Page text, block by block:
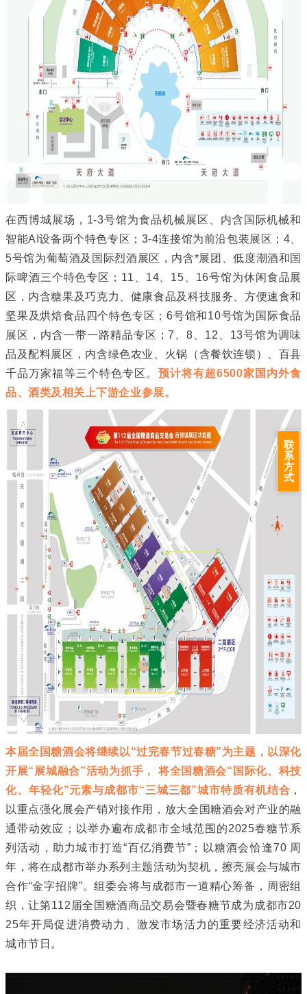
在西博城展场，1-3号馆为食品机械展区、内含国际机械和
智能AI设备两个特色专区；3-4连接馆为前沿包装展区；4、
5号馆为葡萄酒及国际烈酒展区，内含*展团、低度潮酒和国
际啤酒三个特色专区；11、14、15、16号馆为休闲食品展
区，内含糖果及巧克力、健康食品及科技服务、方便速食和
坚果及烘焙食品四个特色专区；6号馆和10号馆为国际食品
展区，内含一带一路精品专区；7、8、12、13号馆为调味
品及配料展区，内含绿色农业、火锅（含餐饮连锁）、百县
千品万家福等三个特色专区。 预计将有超6500家国内外食
品、酒类及相关上下游企业参展。
本届全国糖酒会将继续以“过完春节过春糖”为主题，以深化
开展“展城融合”活动为抓手， 将全国糖酒会“国际化、科技
化、年轻化”元素与成都市“三城三都”城市特质有机结合 ，
以重点强化展会产销对接作用，放大全国糖酒会对产业的融
通带动效应；
以举办遍布成都市全域范围的2025春糖节系
列活动，助力城市打造“百亿消费节”；以糖酒会恰逢70 周
年，将在成都市举办系列主题活动为契机，擦亮展会与城市
合作“金字招牌”。组委会将与成都市一道精心筹备，周密组
织，让第112届全国糖酒商品交易会暨春糖节成为成都市20
25年开局促进消费动力、激发市场活力的重要经济活动和
城市节日。
联
系
方
式